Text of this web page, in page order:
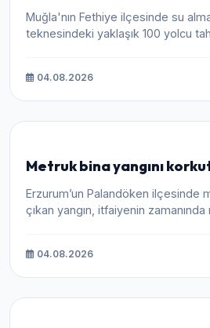
Muğla'nın Fethiye ilçesinde su
teknesindeki yaklaşık 100 yolcu
04.08.2026
Metruk bina yangını
Erzurum’un Palandöken ilçesinde
çıkan yangın, itfaiyenin
04.08.2026